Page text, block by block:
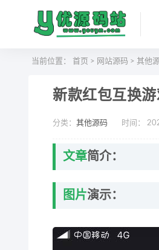
当前位置： 首页 > 网站源码 > 其他
新款红包互换
分类： 其他源码 时间：
文章简介：
图片演示：